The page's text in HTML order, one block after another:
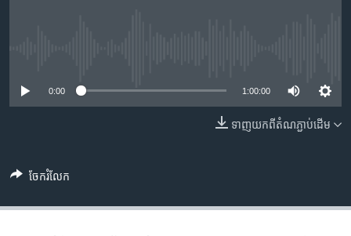
រចនា
ចូល​
កម្មវិធីទាំងអស់
បណ្តាញ​សង្គម
0:00 1:00:00
ទាញ​យក​ពី​តំណភ្ជាប់​ដើម
ចែករំលែក